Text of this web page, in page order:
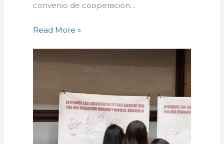
convenio de cooperación…
Read More »